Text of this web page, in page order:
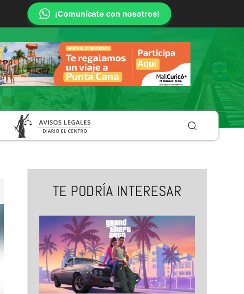
¡Comunícate con nosotros!
TE PODRÍA INTERESAR